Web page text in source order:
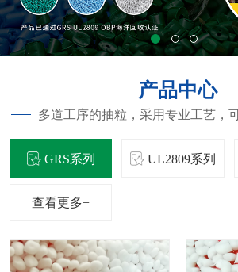
产品中心
多道工序的抽粒，采用专业工艺，
GRS系列 UL2809系列
查看更多+